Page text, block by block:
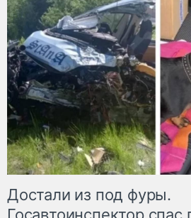
Достали из под фуры.